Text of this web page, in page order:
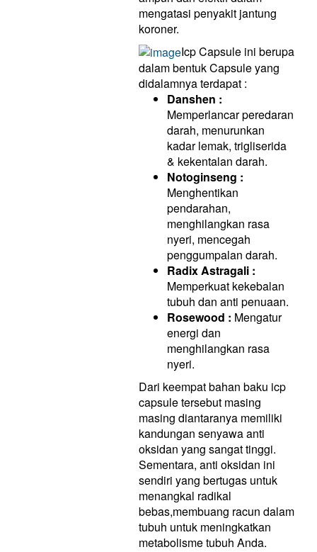
mengatasi penyakit jantung
koroner.
Icp Capsule ini berupa
dalam bentuk Capsule yang
didalamnya terdapat :
Danshen :
Memperlancar peredaran
darah, menurunkan
kadar lemak, trigliserida
& kekentalan darah.
Notoginseng :
Menghentikan
pendarahan,
menghilangkan rasa
nyeri, mencegah
penggumpalan darah.
Radix Astragali :
Memperkuat kekebalan
tubuh dan anti penuaan.
Rosewood : Mengatur
energi dan
menghilangkan rasa
nyeri.
Dari keempat bahan baku icp
capsule tersebut masing
masing diantaranya memiliki
kandungan senyawa anti
oksidan yang sangat tinggi.
Sementara, anti oksidan ini
sendiri yang bertugas untuk
menangkal radikal
bebas,membuang racun dalam
tubuh untuk meningkatkan
metabolisme tubuh Anda.